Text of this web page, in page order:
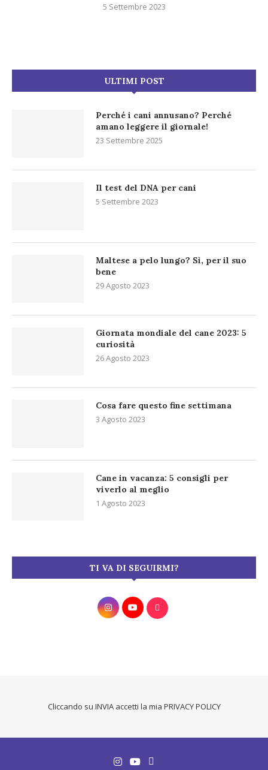
5 Settembre 2023
ULTIMI POST
Perché i cani annusano? Perché
amano leggere il giornale!
23 Settembre 2025
Il test del DNA per cani
5 Settembre 2023
Maltese a pelo lungo? Sì, per il suo
bene
29 Agosto 2023
Giornata mondiale del cane 2023: 5
curiosità
26 Agosto 2023
Cosa fare questo fine settimana
3 Agosto 2023
Cane in vacanza: 5 consigli per
viverlo al meglio
1 Agosto 2023
TI VA DI SEGUIRMI?
Cliccando su INVIA accetti la mia PRIVACY POLICY